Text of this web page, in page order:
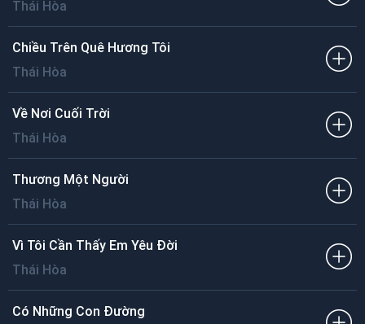
Thái Hòa
Chiều Trên Quê Hương Tôi
Thái Hòa
Về Nơi Cuối Trời
Thái Hòa
Thương Một Người
Thái Hòa
Vì Tôi Cần Thấy Em Yêu Đời
Thái Hòa
Có Những Con Đường